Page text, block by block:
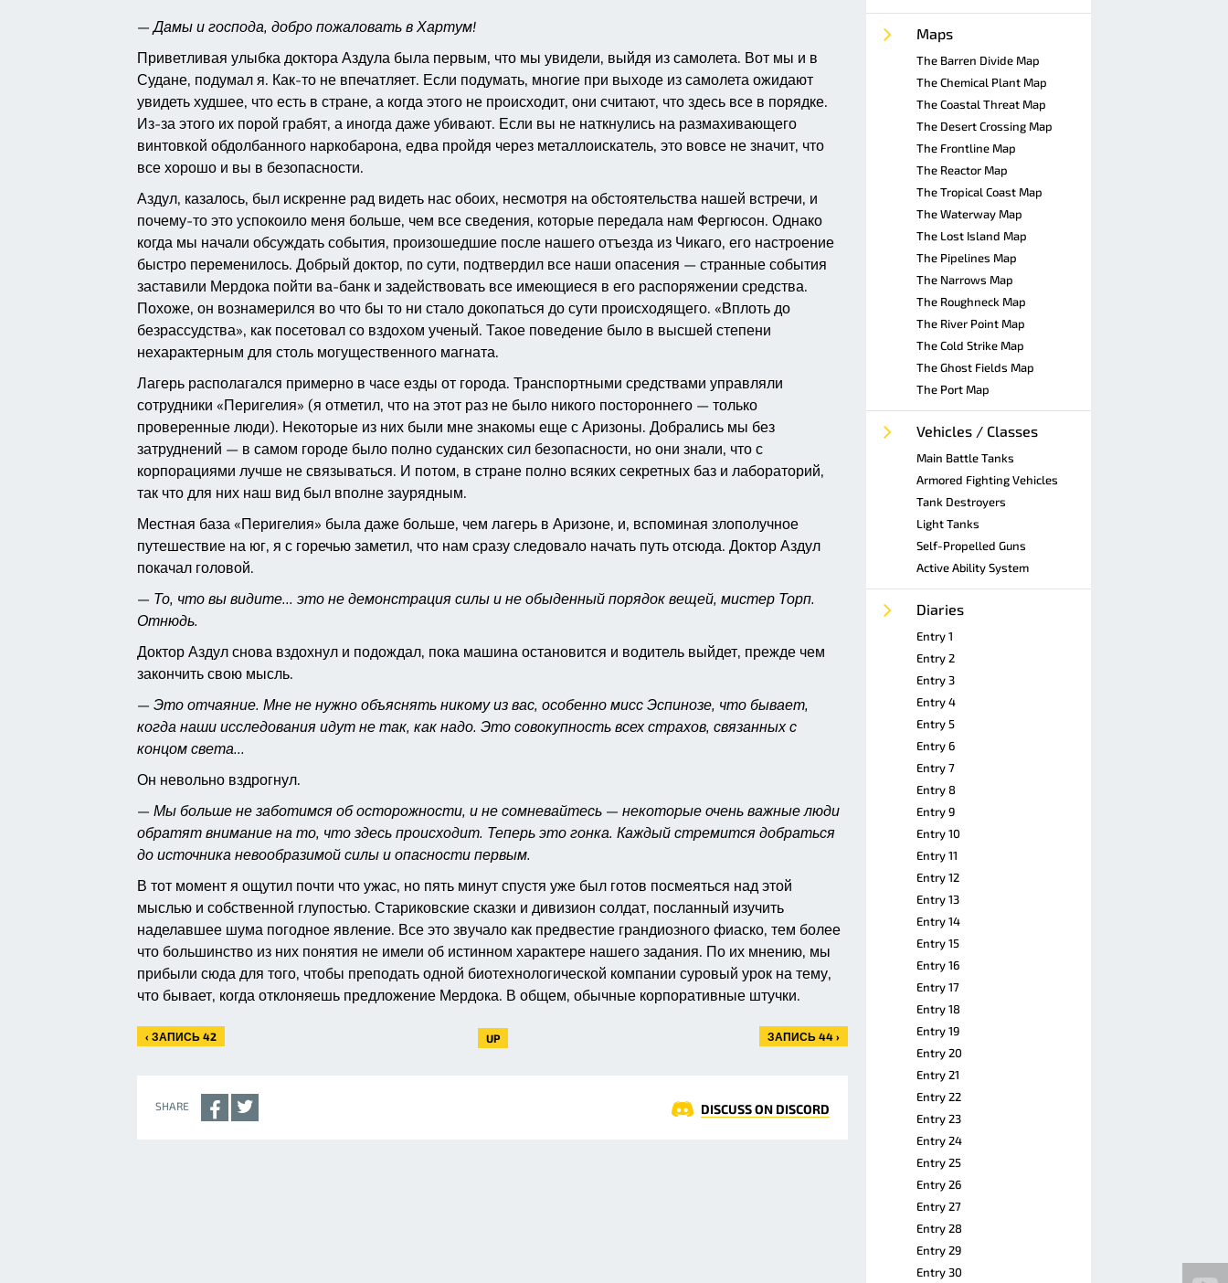
— Дамы и господа, добро пожаловать в Хартум!
Приветливая улыбка доктора Аздула была первым, что мы увидели, выйдя из самолета. Вот мы и в
Судане, подумал я. Как-то не впечатляет. Если подумать, многие при выходе из самолета ожидают
увидеть худшее, что есть в стране, а когда этого не происходит, они считают, что здесь все в порядке.
Из-за этого их порой грабят, а иногда даже убивают. Если вы не наткнулись на размахивающего
винтовкой обдолбанного наркобарона, едва пройдя через металлоискатель, это вовсе не значит, что
все хорошо и вы в безопасности.
Аздул, казалось, был искренне рад видеть нас обоих, несмотря на обстоятельства нашей встречи, и
почему-то это успокоило меня больше, чем все сведения, которые передала нам Фергюсон. Однако
когда мы начали обсуждать события, произошедшие после нашего отъезда из Чикаго, его настроение
быстро переменилось. Добрый доктор, по сути, подтвердил все наши опасения — странные события
заставили Мердока пойти ва-банк и задействовать все имеющиеся в его распоряжении средства.
Похоже, он вознамерился во что бы то ни стало докопаться до сути происходящего. «Вплоть до
безрассудства», как посетовал со вздохом ученый. Такое поведение было в высшей степени
нехарактерным для столь могущественного магната.
Лагерь располагался примерно в часе езды от города. Транспортными средствами управляли
сотрудники «Перигелия» (я отметил, что на этот раз не было никого постороннего — только
проверенные люди). Некоторые из них были мне знакомы еще с Аризоны. Добрались мы без
затруднений — в самом городе было полно суданских сил безопасности, но они знали, что с
корпорациями лучше не связываться. И потом, в стране полно всяких секретных баз и лабораторий,
так что для них наш вид был вполне заурядным.
Местная база «Перигелия» была даже больше, чем лагерь в Аризоне, и, вспоминая злополучное
путешествие на юг, я с горечью заметил, что нам сразу следовало начать путь отсюда. Доктор Аздул
покачал головой.
— То, что вы видите... это не демонстрация силы и не обыденный порядок вещей, мистер Торп.
Отнюдь.
Доктор Аздул снова вздохнул и подождал, пока машина остановится и водитель выйдет, прежде чем
закончить свою мысль.
— Это отчаяние. Мне не нужно объяснять никому из вас, особенно мисс Эспинозе, что бывает,
когда наши исследования идут не так, как надо. Это совокупность всех страхов, связанных с
концом света...
Он невольно вздрогнул.
— Мы больше не заботимся об осторожности, и не сомневайтесь — некоторые очень важные люди
обратят внимание на то, что здесь происходит. Теперь это гонка. Каждый стремится добраться
до источника невообразимой силы и опасности первым.
В тот момент я ощутил почти что ужас, но пять минут спустя уже был готов посмеяться над этой
мыслью и собственной глупостью. Стариковские сказки и дивизион солдат, посланный изучить
наделавшее шума погодное явление. Все это звучало как предвестие грандиозного фиаско, тем более
что большинство из них понятия не имели об истинном характере нашего задания. По их мнению, мы
прибыли сюда для того, чтобы преподать одной биотехнологической компании суровый урок на тему,
что бывает, когда отклоняешь предложение Мердока. В общем, обычные корпоративные штучки.
‹ ЗАПИСЬ 42 UP ЗАПИСЬ 44 ›
SHARE DISCUSS ON DISCORD
Maps
The Barren Divide Map
The Chemical Plant Map
The Coastal Threat Map
The Desert Crossing Map
The Frontline Map
The Reactor Map
The Tropical Coast Map
The Waterway Map
The Lost Island Map
The Pipelines Map
The Narrows Map
The Roughneck Map
The River Point Map
The Cold Strike Map
The Ghost Fields Map
The Port Map
Vehicles / Classes
Main Battle Tanks
Armored Fighting Vehicles
Tank Destroyers
Light Tanks
Self-Propelled Guns
Active Ability System
Diaries
Entry 1
Entry 2
Entry 3
Entry 4
Entry 5
Entry 6
Entry 7
Entry 8
Entry 9
Entry 10
Entry 11
Entry 12
Entry 13
Entry 14
Entry 15
Entry 16
Entry 17
Entry 18
Entry 19
Entry 20
Entry 21
Entry 22
Entry 23
Entry 24
Entry 25
Entry 26
Entry 27
Entry 28
Entry 29
Entry 30